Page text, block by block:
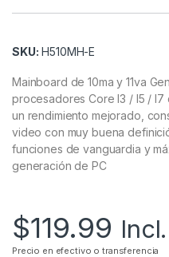
SKU: H510MH-E
Mainboard de 10ma y 11va
procesadores Core I3 / I5 / I7
un rendimiento mejorado,
video con muy buena
funciones de vanguardia y
generación de PC
$119.99
Precio en efectivo o transferencia